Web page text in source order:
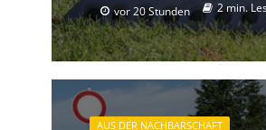
vor 20 Stunden 2 min.
AUS DER NACHBARSCHAFT